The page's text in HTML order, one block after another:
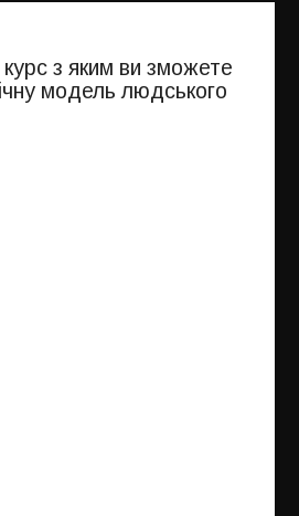
з яким ви зможете
модель людського